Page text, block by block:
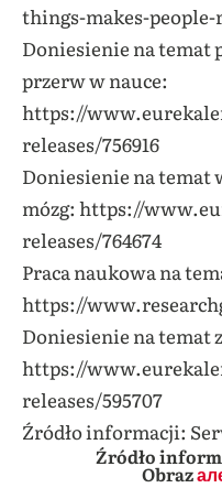
things-makes-
Doniesienie na temat
przerw w nauce:
https://
releases/756916
Doniesienie na temat
mózg: https://
releases/764674
Praca naukowa na
https://
Doniesienie na temat
https://
releases/595707
Źródło informacji:
Źródło
Obraz